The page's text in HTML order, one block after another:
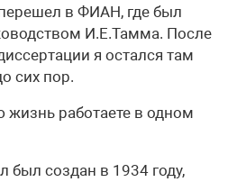
в ФИАН, где был
И.Е.Тамма. После
я остался там
сих пор.
жизнь работаете в одном
был создан в 1934 году,